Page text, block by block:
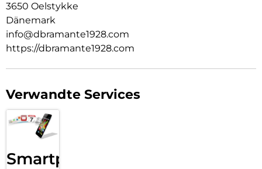
3650 Oelstykke
Dänemark
info@dbramante1928.com
https://dbramante1928.com
Verwandte Services
Smartphone